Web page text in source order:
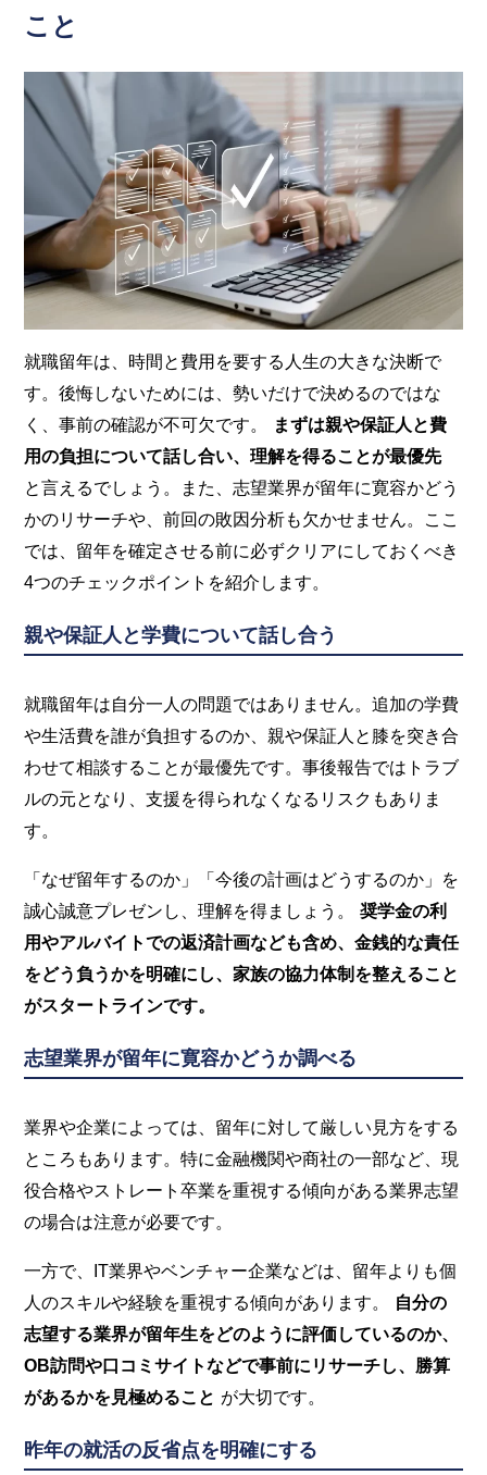
こと
就職留年は、時間と費用を要する人生の大きな決断で
す。後悔しないためには、勢いだけで決めるのではな
く、事前の確認が不可欠です。
まずは親や保証人と費
用の負担について話し合い、理解を得ることが最優先
と言えるでしょう。また、志望業界が留年に寛容かどう
かのリサーチや、前回の敗因分析も欠かせません。ここ
では、留年を確定させる前に必ずクリアにしておくべき
4つのチェックポイントを紹介します。
親や保証人と学費について話し合う
就職留年は自分一人の問題ではありません。追加の学費
や生活費を誰が負担するのか、親や保証人と膝を突き合
わせて相談することが最優先です。事後報告ではトラブ
ルの元となり、支援を得られなくなるリスクもありま
す。
「なぜ留年するのか」「今後の計画はどうするのか」を
誠心誠意プレゼンし、理解を得ましょう。
奨学金の利
用やアルバイトでの返済計画なども含め、金銭的な責任
をどう負うかを明確にし、家族の協力体制を整えること
がスタートラインです。
志望業界が留年に寛容かどうか調べる
業界や企業によっては、留年に対して厳しい見方をする
ところもあります。特に金融機関や商社の一部など、現
役合格やストレート卒業を重視する傾向がある業界志望
の場合は注意が必要です。
一方で、IT業界やベンチャー企業などは、留年よりも個
人のスキルや経験を重視する傾向があります。
自分の
志望する業界が留年生をどのように評価しているのか、
OB訪問や口コミサイトなどで事前にリサーチし、勝算
があるかを見極めること が大切です。
昨年の就活の反省点を明確にする